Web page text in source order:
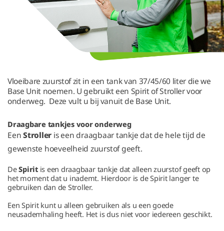
Vloeibare zuurstof zit in een tank van 37/45/60 liter die we
Base Unit noemen. U gebruikt een Spirit of Stroller voor
onderweg. Deze vult u bij vanuit de Base Unit.
Draagbare tankjes voor onderweg
EenStroller is een draagbaar tankje dat de hele tijd de
gewenste hoeveelheid zuurstof geeft.
DeSpiritis een draagbaar tankje dat alleen zuurstof geeft op
het moment dat u inademt. Hierdoor is de Spirit langer te
gebruiken dan de Stroller.
Een Spirit kunt u alleen gebruiken als u een goede
neusademhaling heeft. Het is dus niet voor iedereen geschikt.